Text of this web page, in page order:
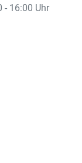
- 16:00 Uhr